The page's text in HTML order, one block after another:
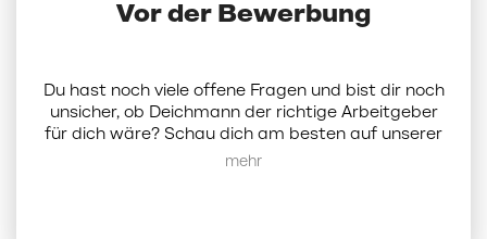
Vor der Bewerbung
Du hast noch viele offene Fragen und bist dir noch
unsicher, ob Deichmann der richtige Arbeitgeber
für dich wäre? Schau dich am besten auf unserer
findest du alle Infos zu uns
Mehr anzeigen